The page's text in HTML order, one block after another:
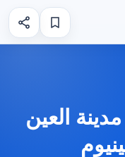
العين